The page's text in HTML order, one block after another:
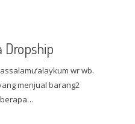
Dropship
assalamu’alaykum wr wb.
menjual barang2